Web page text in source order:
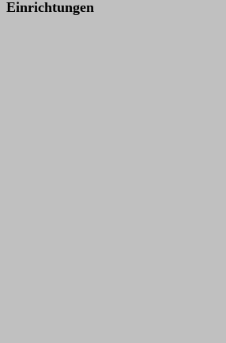
Einrichtungen